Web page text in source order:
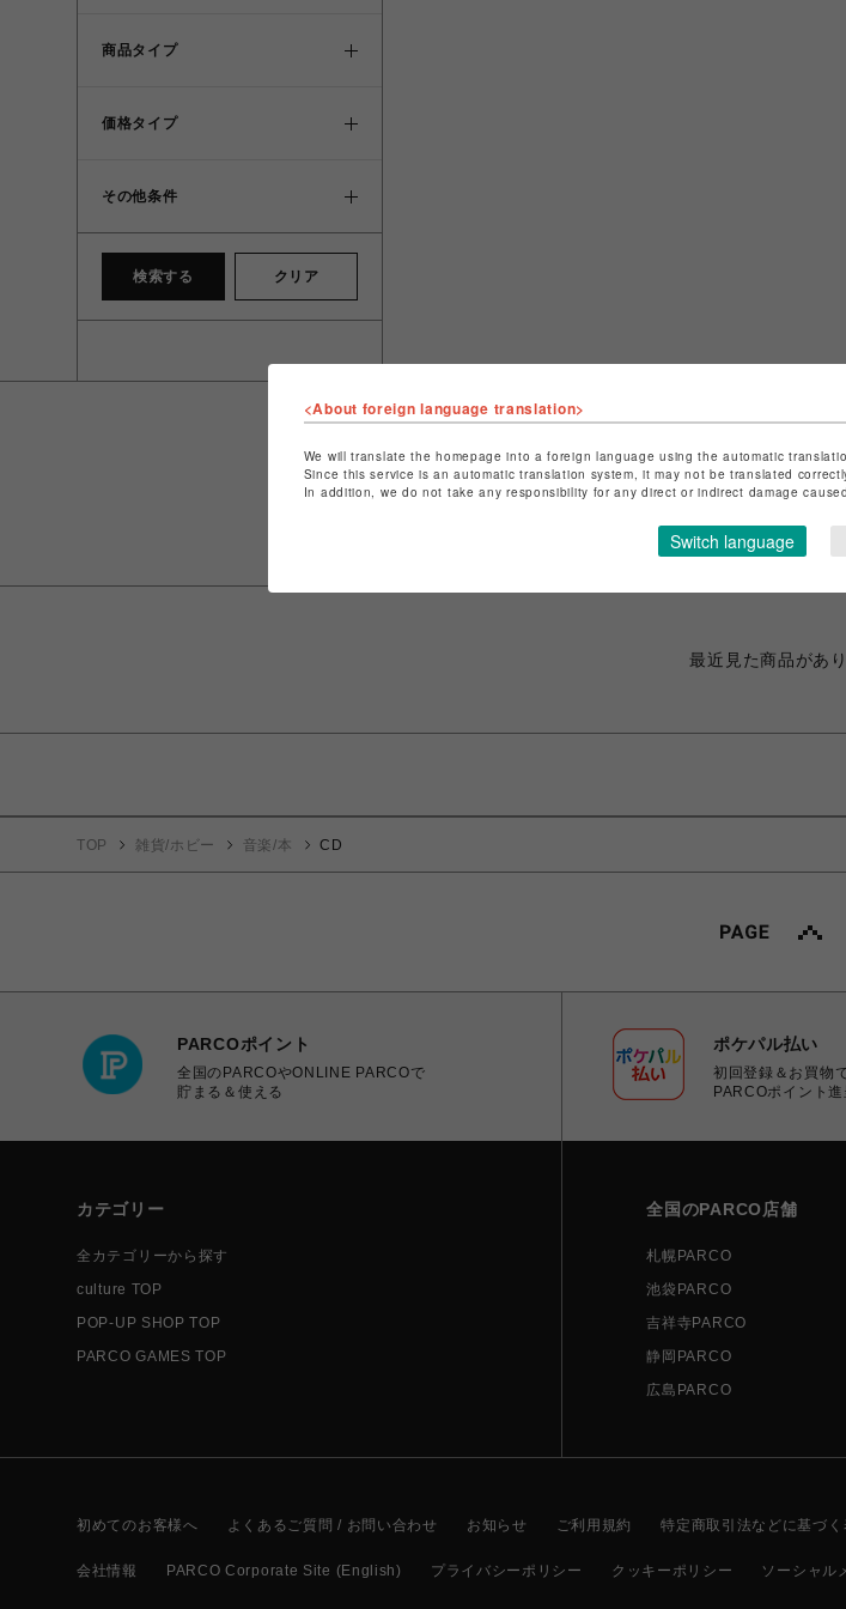
商品タイプ
価格タイプ
その他条件
検索する クリア
CHECKED
最近チェックした
最近見た商品があり
TOP 雑貨/ホビー 音楽/本 CD
PARCOポイント
全国のPARCOやONLINE PARCOで
貯まる＆使える
ポケパル払い
初回登録＆お買物
PARCOポイント進
カテゴリー
全カテゴリーから探す
culture TOP
POP-UP SHOP TOP
PARCO GAMES TOP
全国のPARCO店舗
札幌PARCO
池袋PARCO
吉祥寺PARCO
静岡PARCO
広島PARCO
初めてのお客様へ よくあるご質問 / お問い合わせ お知らせ ご利用規約 特定商取引法などに基づく
会社情報 PARCO Corporate Site (English) プライバシーポリシー クッキーポリシー ソーシャル
<About foreign language translation>
We will translate the homepage into a foreign language using the automatic
Since this service is an automatic translation system, it may not be translated
In addition, we do not take any responsibility for any direct or indirect damage
Switch language